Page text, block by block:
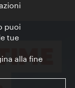
puoi
tue
alla fine